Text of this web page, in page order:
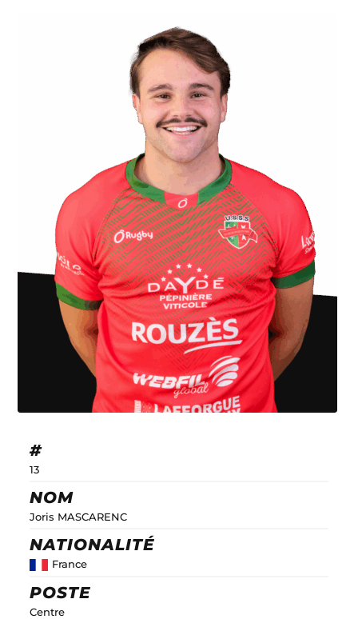
#
13
NOM
Joris MASCARENC
NATIONALITÉ
France
POSTE
Centre